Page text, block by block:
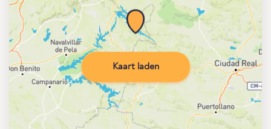
Kaart laden